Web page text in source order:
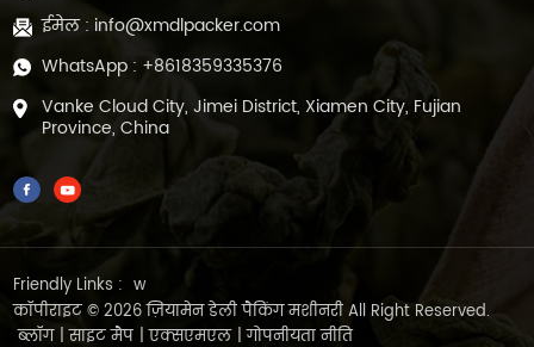
ईमेल : info@xmdlpacker.com
WhatsApp : +8618359335376
Vanke Cloud City, Jimei District, Xiamen City, Fujian
Province, China
Friendly Links : w
कॉपीराइट © 2026 ज़ियामेन डेली पैकिंग मशीनरी All Right Reserved.
ब्लॉग | साइट मैप | एक्सएमएल | गोपनीयता नीति